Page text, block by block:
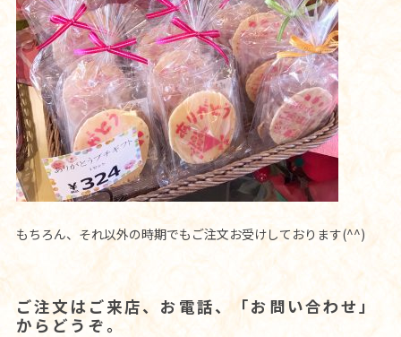
もちろん、それ以外の時期でもご注文お受けしております(^^)
ご注文はご来店、お電話、「お問い合わせ」
からどうぞ。